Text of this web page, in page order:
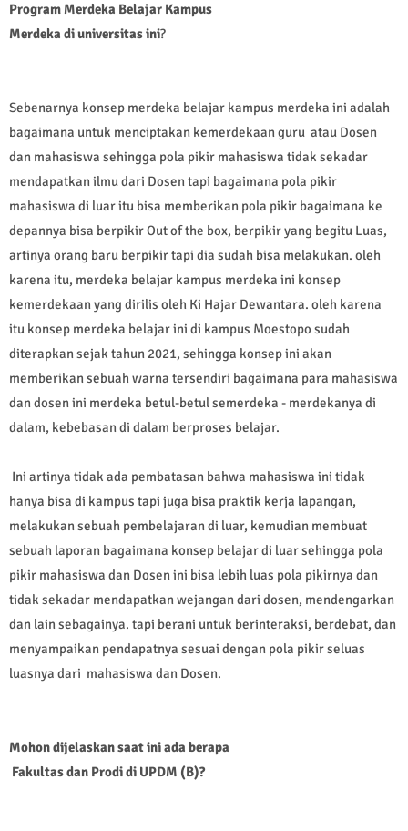
Program Merdeka Belajar Kampus
Merdeka di universitas ini?
Sebenarnya konsep merdeka belajar kampus merdeka ini adalah
bagaimana untuk menciptakan kemerdekaan guru atau Dosen
dan mahasiswa sehingga pola pikir mahasiswa tidak sekadar
mendapatkan ilmu dari Dosen tapi bagaimana pola pikir
mahasiswa di luar itu bisa memberikan pola pikir bagaimana ke
depannya bisa berpikir Out of the box, berpikir yang begitu Luas,
artinya orang baru berpikir tapi dia sudah bisa melakukan. oleh
karena itu, merdeka belajar kampus merdeka ini konsep
kemerdekaan yang dirilis oleh Ki Hajar Dewantara. oleh karena
itu konsep merdeka belajar ini di kampus Moestopo sudah
diterapkan sejak tahun 2021, sehingga konsep ini akan
memberikan sebuah warna tersendiri bagaimana para mahasiswa
dan dosen ini merdeka betul-betul semerdeka - merdekanya di
dalam, kebebasan di dalam berproses belajar.
Ini artinya tidak ada pembatasan bahwa mahasiswa ini tidak
hanya bisa di kampus tapi juga bisa praktik kerja lapangan,
melakukan sebuah pembelajaran di luar, kemudian membuat
sebuah laporan bagaimana konsep belajar di luar sehingga pola
pikir mahasiswa dan Dosen ini bisa lebih luas pola pikirnya dan
tidak sekadar mendapatkan wejangan dari dosen, mendengarkan
dan lain sebagainya. tapi berani untuk berinteraksi, berdebat, dan
menyampaikan pendapatnya sesuai dengan pola pikir seluas
luasnya dari mahasiswa dan Dosen.
Mohon dijelaskan saat ini ada berapa
Fakultas dan Prodi di UPDM (B)?